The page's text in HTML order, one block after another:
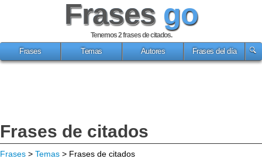
Frases go
Tenemos 2frases de citados.
Frases
Temas Autores Frases del día
Frases de citados
Frases > Temas > Frases de citados